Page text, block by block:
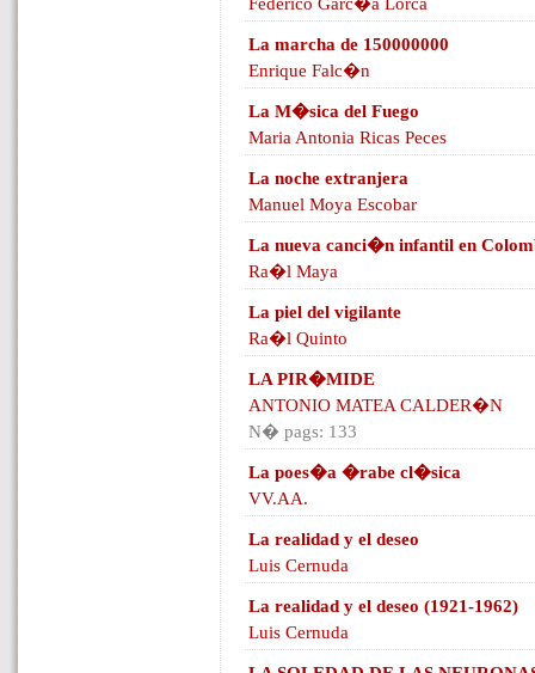
La marcha de 150000000
Enrique Falc�n
La M�sica del Fuego
Maria Antonia Ricas Peces
La noche extranjera
Manuel Moya Escobar
La nueva canci�n infantil en
Ra�l Maya
La piel del vigilante
Ra�l Quinto
LA PIR�MIDE
ANTONIO MATEA CALDER�N
N� pags: 133
La poes�a �rabe cl�sica
VV.AA.
La realidad y el deseo
Luis Cernuda
La realidad y el deseo (1921-1962)
Luis Cernuda